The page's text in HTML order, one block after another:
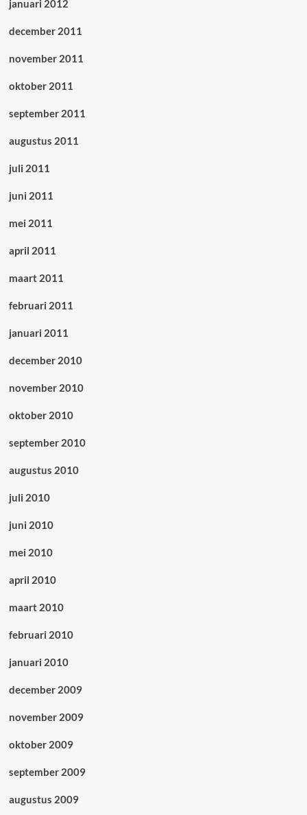
januari 2012
december 2011
november 2011
oktober 2011
september 2011
augustus 2011
juli 2011
juni 2011
mei 2011
april 2011
maart 2011
februari 2011
januari 2011
december 2010
november 2010
oktober 2010
september 2010
augustus 2010
juli 2010
juni 2010
mei 2010
april 2010
maart 2010
februari 2010
januari 2010
december 2009
november 2009
oktober 2009
september 2009
augustus 2009